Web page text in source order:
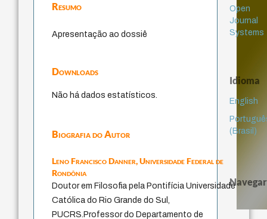
Resumo
Apresentação ao dossiê
Downloads
Não há dados estatísticos.
Biografia do Autor
Leno Francisco Danner,Universidade Federal de
Rondônia
Doutor em Filosofia pela Pontifícia Universidade
Católica do Rio Grande do Sul,
PUCRS.Professor do Departamento de
Open
Journal
Systems
Idioma
English
(Brasil)
Navegar